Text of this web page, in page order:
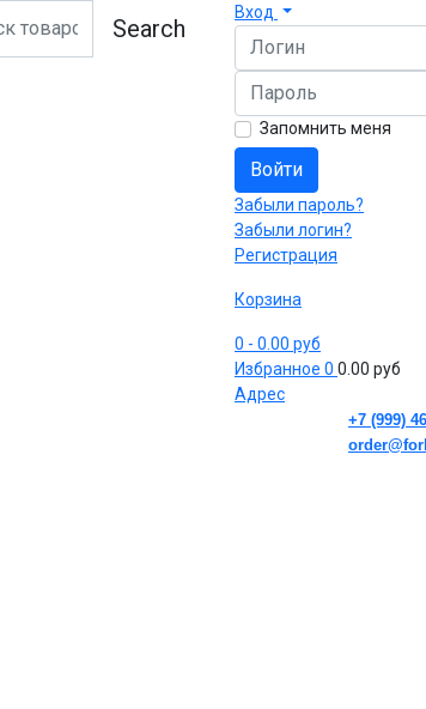
Search
Вход
Логин
Пароль
Запомнить меня
Войти
Забыли пароль?
Забыли логин?
Регистрация
Корзина
0 - 0.00 руб
Избранное 0 0.00 руб
Адрес
+7 (999)